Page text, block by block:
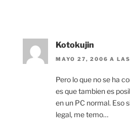
Kotokujin
MAYO 27, 2006 A
Pero lo que no se ha
es que tambien es
en un PC normal. Eso
legal, me temo…